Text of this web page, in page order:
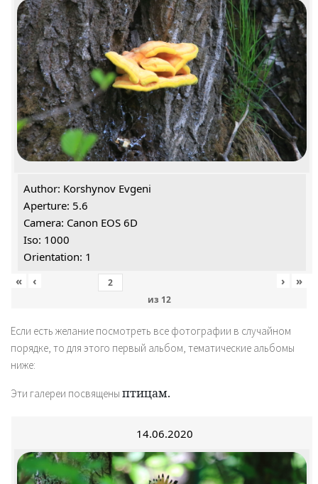
Author: Korshynov Evgeni
Aperture: 5.6
Camera: Canon EOS 6D
Iso: 1000
Orientation: 1
«
‹
из 12
› »
Если есть желание посмотреть все фотографии в случайном
порядке, то для этого первый альбом, тематические альбомы
ниже:
Эти галереи посвящены птицам.
14.06.2020